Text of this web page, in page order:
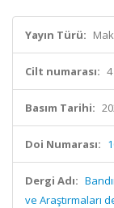
Yayın Türü:
Cilt numarası: 4
Basım Tarihi:
Doi Numarası:
Dergi Adı:
ve Araştırmaları